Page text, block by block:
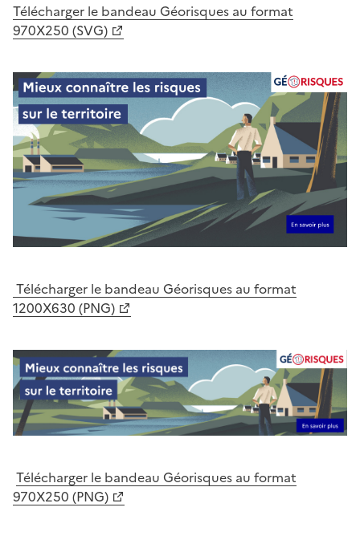
Télécharger le bandeau Géorisques au format
970X250 (SVG)
Télécharger le bandeau Géorisques au format
1200X630 (PNG)
Télécharger le bandeau Géorisques au format
970X250 (PNG)